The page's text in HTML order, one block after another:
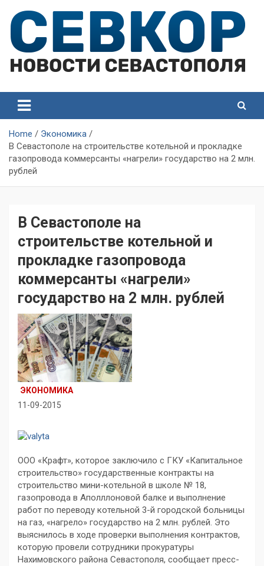
content
Севастополя
Севастополя
Home
Экономика
В Севастополе на строительстве котельной и прокладке
газопровода коммерсанты «нагрели» государство на 2 млн.
рублей
В Севастополе на
строительстве котельной и
прокладке газопровода
коммерсанты «нагрели»
государство на 2 млн. рублей
ЭКОНОМИКА
11-09-2015
ООО «Крафт», которое заключило с ГКУ «Капитальное
строительство» государственные контракты на
строительство мини-котельной в школе № 18,
газопровода в Аполллоновой балке и выполнение
работ по переводу котельной 3-й городской больницы
на газ, «нагрело» государство на 2 млн. рублей. Это
выяснилось в ходе проверки выполнения контрактов,
которую провели сотрудники прокуратуры
Нахимовского района Севастополя, сообщает пресс-